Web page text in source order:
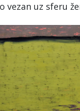
vezan uz sferu